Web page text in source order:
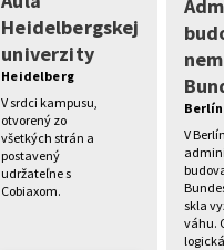
Heidelbergskej
univerzity
Heidelberg
V srdci kampusu,
otvorený zo
všetkých strán a
postavený
udržateľne s
Cobiaxom.
Berlín
V
skla
váhu.